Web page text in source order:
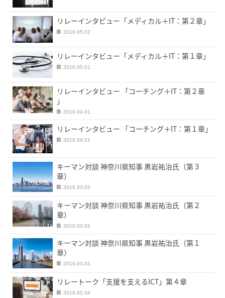
リレーインタビュー「メディカル＋IT：第２章」
2016.05.02
リレーインタビュー「メディカル＋IT：第１章」
2016.05.01
リレーインタビュー 「コーチング＋IT：第２章
」
2016.04.01
リレーインタビュー 「コーチング＋IT：第１章」
2016.04.01
キーマン対談 神奈川県知事 黒岩祐治氏（第３
章）
2016.03.03
キーマン対談 神奈川県知事 黒岩祐治氏（第２
章）
2016.03.02
キーマン対談 神奈川県知事 黒岩祐治氏（第１
章）
2016.03.01
リレートーク「支援を支えるICT」第４章
2016.02.04